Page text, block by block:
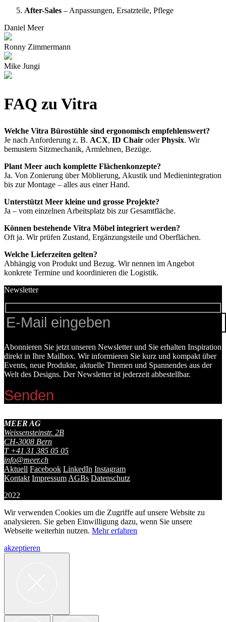
After-Sales – Anpassungen, Ersatzteile, Pflege
Daniel Meer
Ronny Zimmermann
Mike Jungi
FAQ zu Vitra
Welche Vitra Bürostühle sind ergonomisch empfehlenswert?
Je nach Anforderung z. B. ACX, ID Chair oderPhysix. Wir
bemustern Sitzmechanik, Armlehnen, Bezüge.
Plant Meer auch komplette Flächenkonzepte?
Ja. Von Zonierung über Möblierung, Akustik und Medienintegration
bis zur Montage – alles aus einer Hand.
Unterstützt Meer kleine und grosse Projekte?
Ja – vom einzelnen Arbeitsplatz bis zur Gesamtfläche.
Können bestehende Vitra Möbel integriert werden?
Oft ja. Wir prüfen Zustand, Ergänzungsteile und Oberflächen.
Welche Lieferzeiten gelten?
Abhängig von Produkt und Bezug. Wir nennen im Angebot
konkrete Termine und koordinieren die Logistik.
Newsletter
Abonnieren Sie jetzt unseren Newsletter und Sie erhalten Inspiration
direkt in Ihre Mailbox. Wir informieren Sie kurz und kompakt über
Events, neue Produkte, aktuelle Themen und Spannendes aus der
Welt des Designs. Der Newsletter ist jederzeit abbestellbar.
MEER AG
Weissensteinstr. 2B
CH-3008 Bern
T +41 31 385 05 05
info@meer.ch
Aktuell Facebook LinkedIn Instagram
Kontakt Impressum AGBs Datenschutz
2022
Wir verwenden Cookies um die Zugriffe auf unsere Website zu
analysieren. Sie geben Einwilligung dazu, wenn Sie unsere
Webseite weiterhin nutzen. Mehr erfahren
akzeptieren